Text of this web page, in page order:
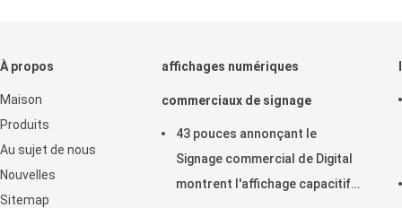
À propos
Maison
Produits
Au sujet de nous
Nouvelles
Sitemap
affichages numériques
commerciaux de signage
43 pouces annonçant le
Signage commercial de Digital
montrent l'affichage capacitif